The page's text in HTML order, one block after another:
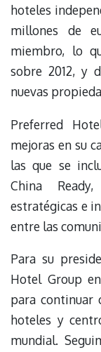
hoteles
millones de
miembro, lo
sobre 2012, y
nuevas
Preferred
mejoras en su
las que se
China
estratégicas e
entre las
Para su
Hotel Group
para continuar
hoteles y
mundial.